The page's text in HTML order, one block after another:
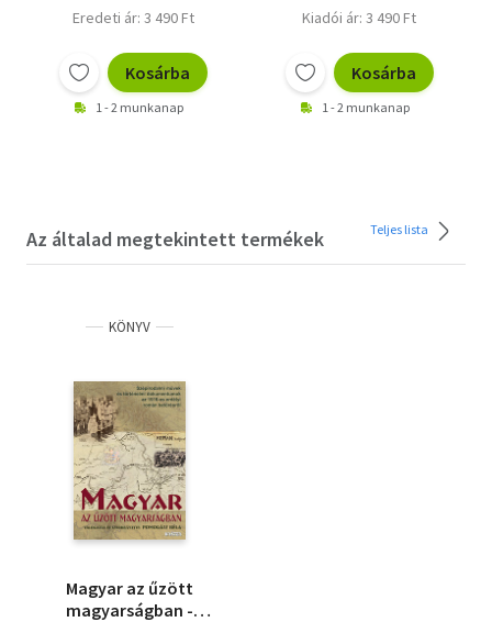
Eredeti ár: 3 490 Ft
Kosárba
1 - 2 munkanap
Kiadói ár: 3 490 Ft
Kosárba
1 - 2 munkanap
Az általad megtekintett termékek Teljes lista
KÖNYV
Magyar az űzött
magyarságban -